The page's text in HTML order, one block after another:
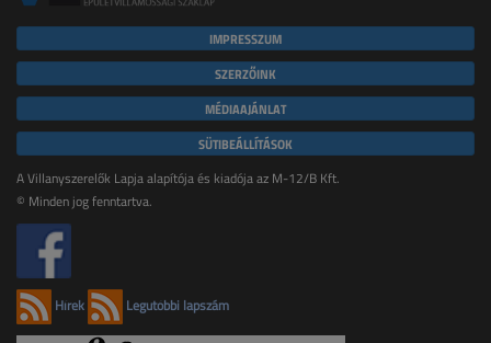
IMPRESSZUM
SZERZŐINK
MÉDIAAJÁNLAT
SÜTIBEÁLLÍTÁSOK
A Villanyszerelők Lapja alapítója és kiadója az M-12/B Kft.
© Minden jog fenntartva.
Hírek Legutóbbi lapszám